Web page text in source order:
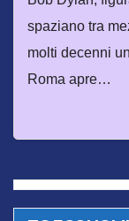
spaziano tra
molti decenni
Roma apre…